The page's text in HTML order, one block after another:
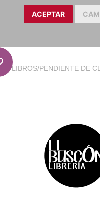
ACEPTAR
LIBROS/PENDIENTE DE